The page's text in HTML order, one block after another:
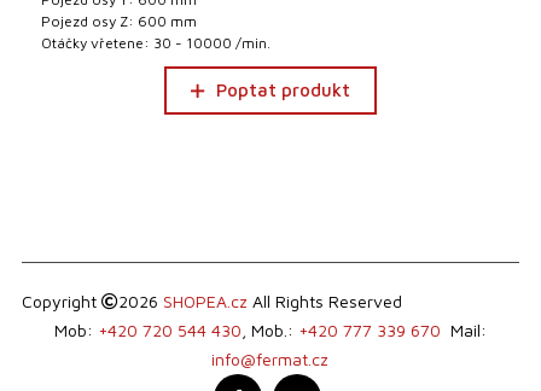
Pojezd osy Z: 600 mm
Otáčky vřetene: 30 - 10000 /min.
Poptat produkt
Copyright 2026 SHOPEA.cz All Rights Reserved
Mob: +420 720 544 430 , Mob.: +420 777 339 670 Mail:
info@fermat.cz